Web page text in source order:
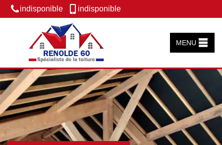
indisponible indisponible
MENU